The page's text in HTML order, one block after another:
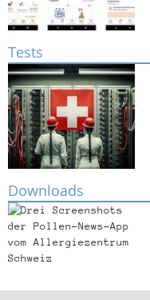
Tests
Downloads